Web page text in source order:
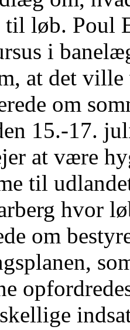
til løb. Poul
i
at det
om
15.-17.
at være
til
hvor
om